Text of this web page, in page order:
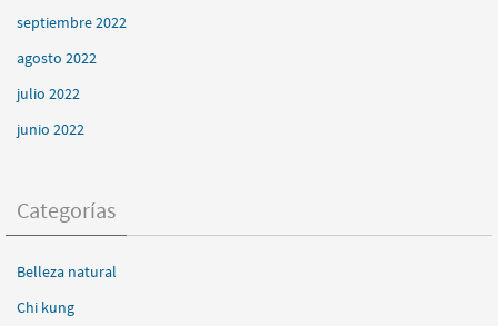
septiembre 2022
agosto 2022
julio 2022
junio 2022
Categorías
Belleza natural
Chi kung